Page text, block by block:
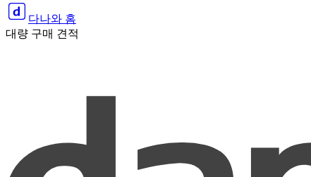
다나와 홈
대량 구매 견적